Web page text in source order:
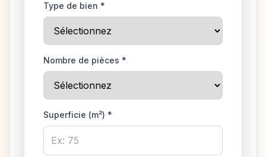
Type de bien *
Nombre de pièces *
Superficie (m²) *